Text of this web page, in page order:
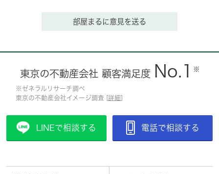
部屋まるに意見を送る
東京の不動産会社 顧客満足度 No.1 ※
※ゼネラルリサーチ調べ
東京の不動産会社イメージ調査 [ 詳細
LINEで相談する 電話で相談する